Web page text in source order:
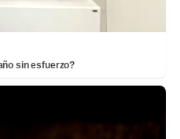
sin esfuerzo?